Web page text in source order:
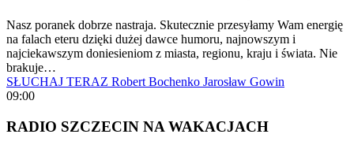
Nasz poranek dobrze nastraja. Skutecznie przesyłamy Wam energię
na falach eteru dzięki dużej dawce humoru, najnowszym i
najciekawszym doniesieniom z miasta, regionu, kraju i świata. Nie
brakuje…
SŁUCHAJ TERAZ Robert Bochenko Jarosław Gowin
09:00
RADIO SZCZECIN NA WAKACJACH